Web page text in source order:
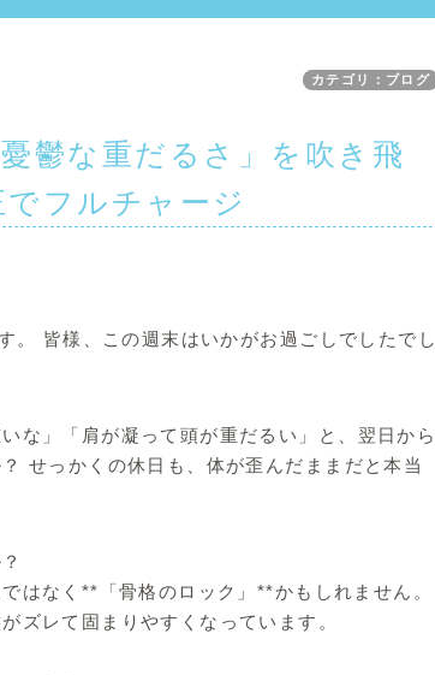
カテゴリ：ブログ
鬱な重だるさ」を吹き飛
フルチャージ
。 皆様、この週末はいかがお過ごしでしたでし
な」「肩が凝って頭が重だるい」と、翌日から
せっかくの休日も、体が歪んだままだと本当
はなく**「骨格のロック」**かもしれません。
ズレて固まりやすくなっています。